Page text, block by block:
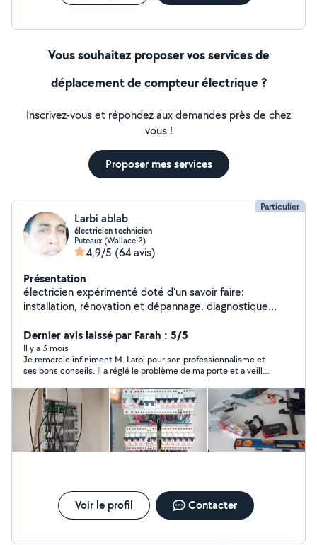
Vous souhaitez proposer vos services de
déplacement de compteur électrique ?
Inscrivez-vous et répondez aux demandes près de chez
vous !
Proposer mes services
Particulier
Larbi ablab
électricien technicien
Puteaux (Wallace 2)
4,9/5 (64 avis)
Présentation
électricien expérimenté doté d'un savoir faire:
installation, rénovation et dépannage. diagnostique
norme NFC 15-100.et conseils ....o661323219
Dernier avis laissé par Farah : 5/5
Il y a 3 mois
Je remercie infiniment M. Larbi pour son professionnalisme et
ses bons conseils. Il a réglé le problème de ma porte et a veillé
sympathique, il m'a mis très à l'aise. La prestation est d'un
rapport qualité-prix excellent. Je recommande M. Larbi a
1000%
Voir le profil Contacter